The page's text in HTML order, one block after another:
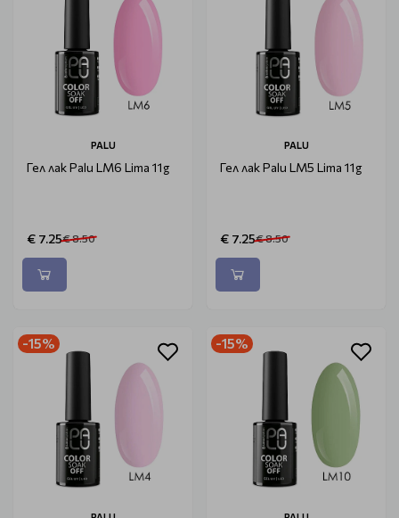
PALU
Гел лак Palu LM6 Lima 11g
€ 7.25€ 8.50
PALU
Гел лак Palu LM5 Lima 11g
€ 7.25€ 8.50
-15% -15%